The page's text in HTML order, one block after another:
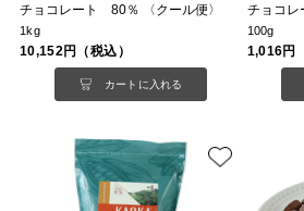
チョコレート 80％ 〈クール便〉
1kg
10,152円（税込）
カートに入れる
チョコレ
100g
1,016円